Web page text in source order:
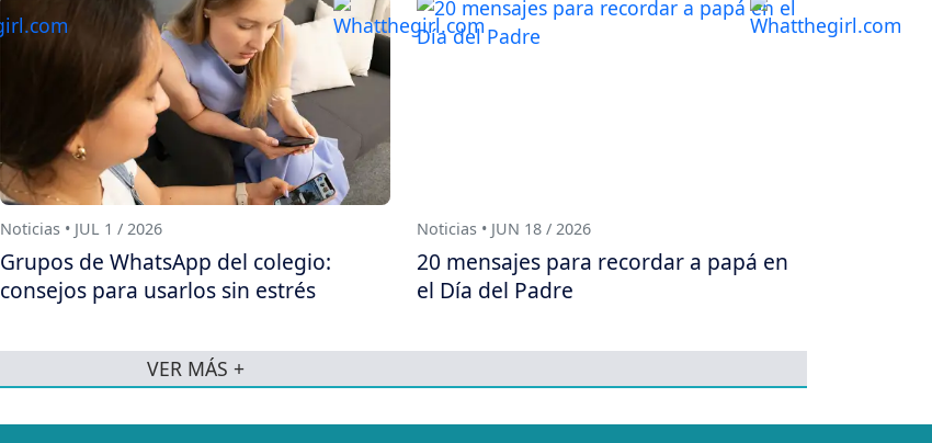
Noticias • JUL 1 / 2026
Grupos de WhatsApp del colegio:
consejos para usarlos sin estrés
Noticias • JUN 18 / 2026
20 mensajes para recordar a papá en
el Día del Padre
VER MÁS +